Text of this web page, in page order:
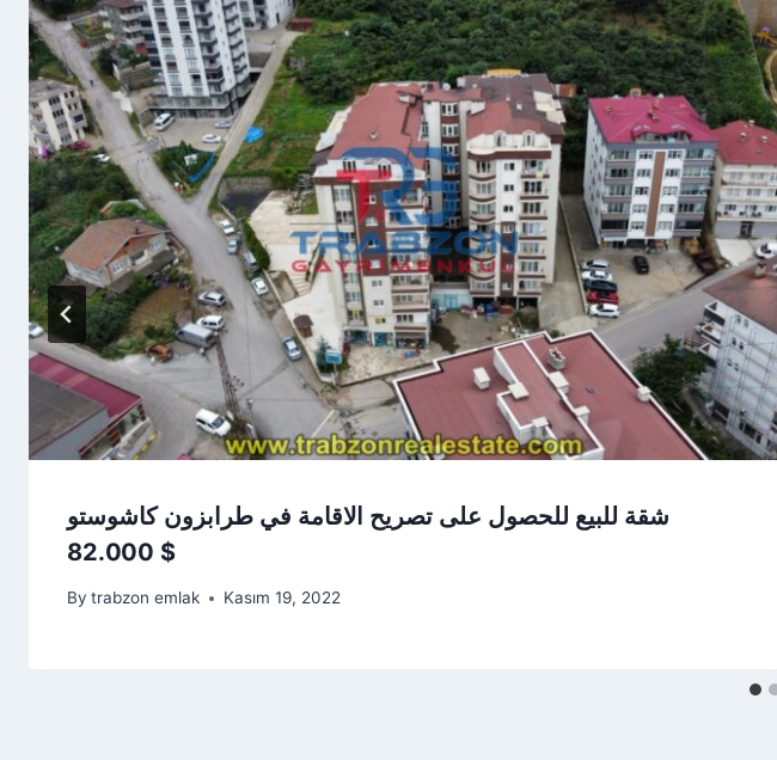
شقة للبيع للحصول على تصريح الاقامة في طرابزون كاشوستو
82.000 $
By trabzon emlak Kasım 19, 2022